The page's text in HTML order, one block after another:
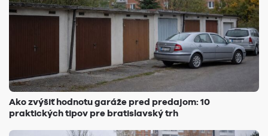
Ako zvýšiť hodnotu garáže pred predajom: 10
praktických tipov pre bratislavský trh